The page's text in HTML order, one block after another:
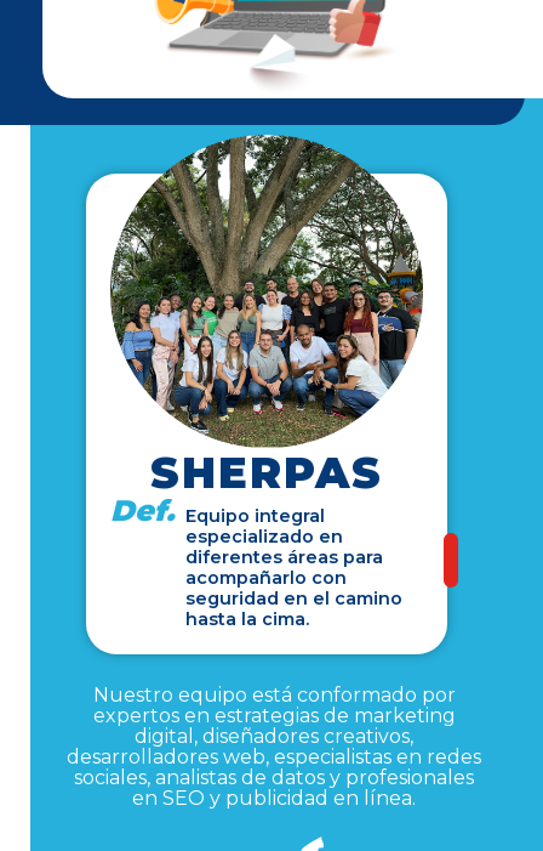
SHERPAS
Def. Equipo integral
especializado en
diferentes áreas para
acompañarlo con
seguridad en el camino
hasta la cima.
Nuestro equipo está conformado por
expertos en estrategias de marketing
digital, diseñadores creativos,
desarrolladores web, especialistas en redes
sociales, analistas de datos y profesionales
en SEO y publicidad en línea.